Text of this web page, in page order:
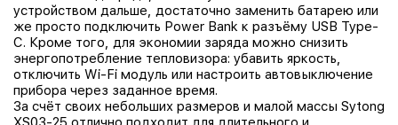
устройством дальше, достаточно заменить батарею или
же просто подключить Power Bank к разъёму USB Type-
C. Кроме того, для экономии заряда можно снизить
энергопотребление тепловизора: убавить яркость,
отключить Wi-Fi модуль или настроить автовыключение
прибора через заданное время.
За счёт своих небольших размеров и малой массы Sytong